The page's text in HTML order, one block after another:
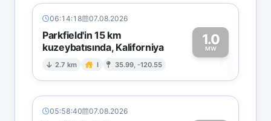
06:14:18 07.08.2026
Parkfield'in 15 km
kuzeybatısında, Kaliforniya
2.7 km I 35.99, -120.55
1.0
MW1
05:58:40 07.08.2026